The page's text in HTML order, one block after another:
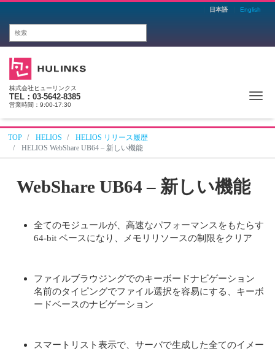
日本語 English
株式会社ヒューリンクス
TEL：03-5642-8385
営業時間：9:00-17:30
TOP HELIOS
HELIOS リリース履歴
HELIOS WebShare UB64 – 新しい機能
WebShare UB64 – 新しい機能
全てのモジュールが、高速なパフォーマンスをもたらす
64-bit ベースになり、メモリリソースの制限をクリア
ファイルブラウジングでのキーボードナビゲーション
名前のタイピングでファイル選択を容易にする、キーボ
ードベースのナビゲーション
スマートリスト表示で、サーバで生成した全てのイメー